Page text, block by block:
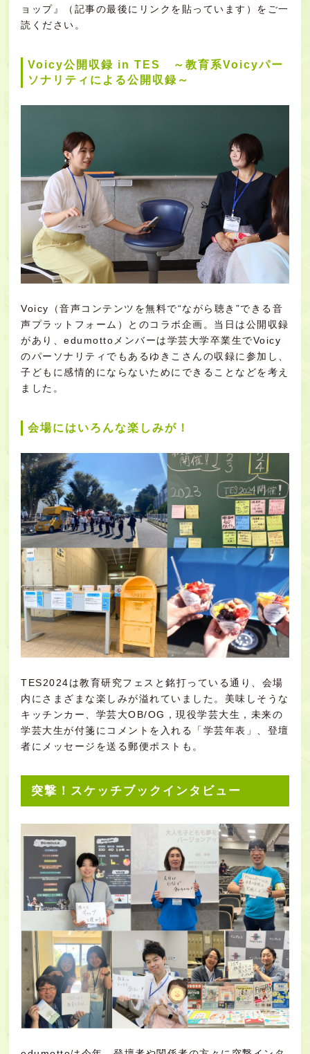
ョップ』（記事の最後にリンクを貼っています）をご一
読ください。
Voicy公開収録 in TES ～教育系Voicyパー
ソナリティによる公開収録～
Voicy（音声コンテンツを無料で“ながら聴き”できる音
声プラットフォーム）とのコラボ企画。当日は公開収録
があり、edumottoメンバーは学芸大学卒業生でVoicy
のパーソナリティでもあるゆきこさんの収録に参加し、
子どもに感情的にならないためにできることなどを考え
ました。
会場にはいろんな楽しみが！
TES2024は教育研究フェスと銘打っている通り、会場
内にさまざまな楽しみが溢れていました。美味しそうな
キッチンカー、学芸大OB/OG，現役学芸大生，未来の
学芸大生が付箋にコメントを入れる「学芸年表」、登壇
者にメッセージを送る郵便ポストも。
突撃！スケッチブックインタビュー